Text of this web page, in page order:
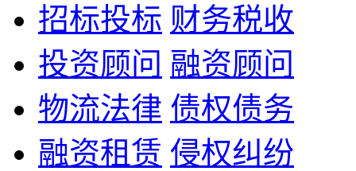
招标投标 财务税收
投资顾问 融资顾问
物流法律 债权债务
融资租赁 侵权纠纷